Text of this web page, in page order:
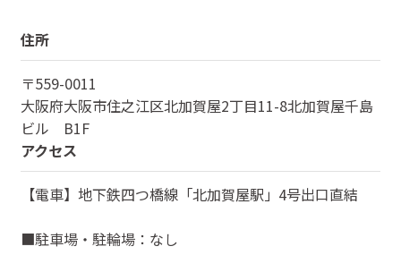
住所
〒559-0011
大阪府大阪市住之江区北加賀屋2丁目11-8北加賀屋千島
ビル B1F
アクセス
【電車】地下鉄四つ橋線「北加賀屋駅」4号出口直結
■駐車場・駐輪場：なし